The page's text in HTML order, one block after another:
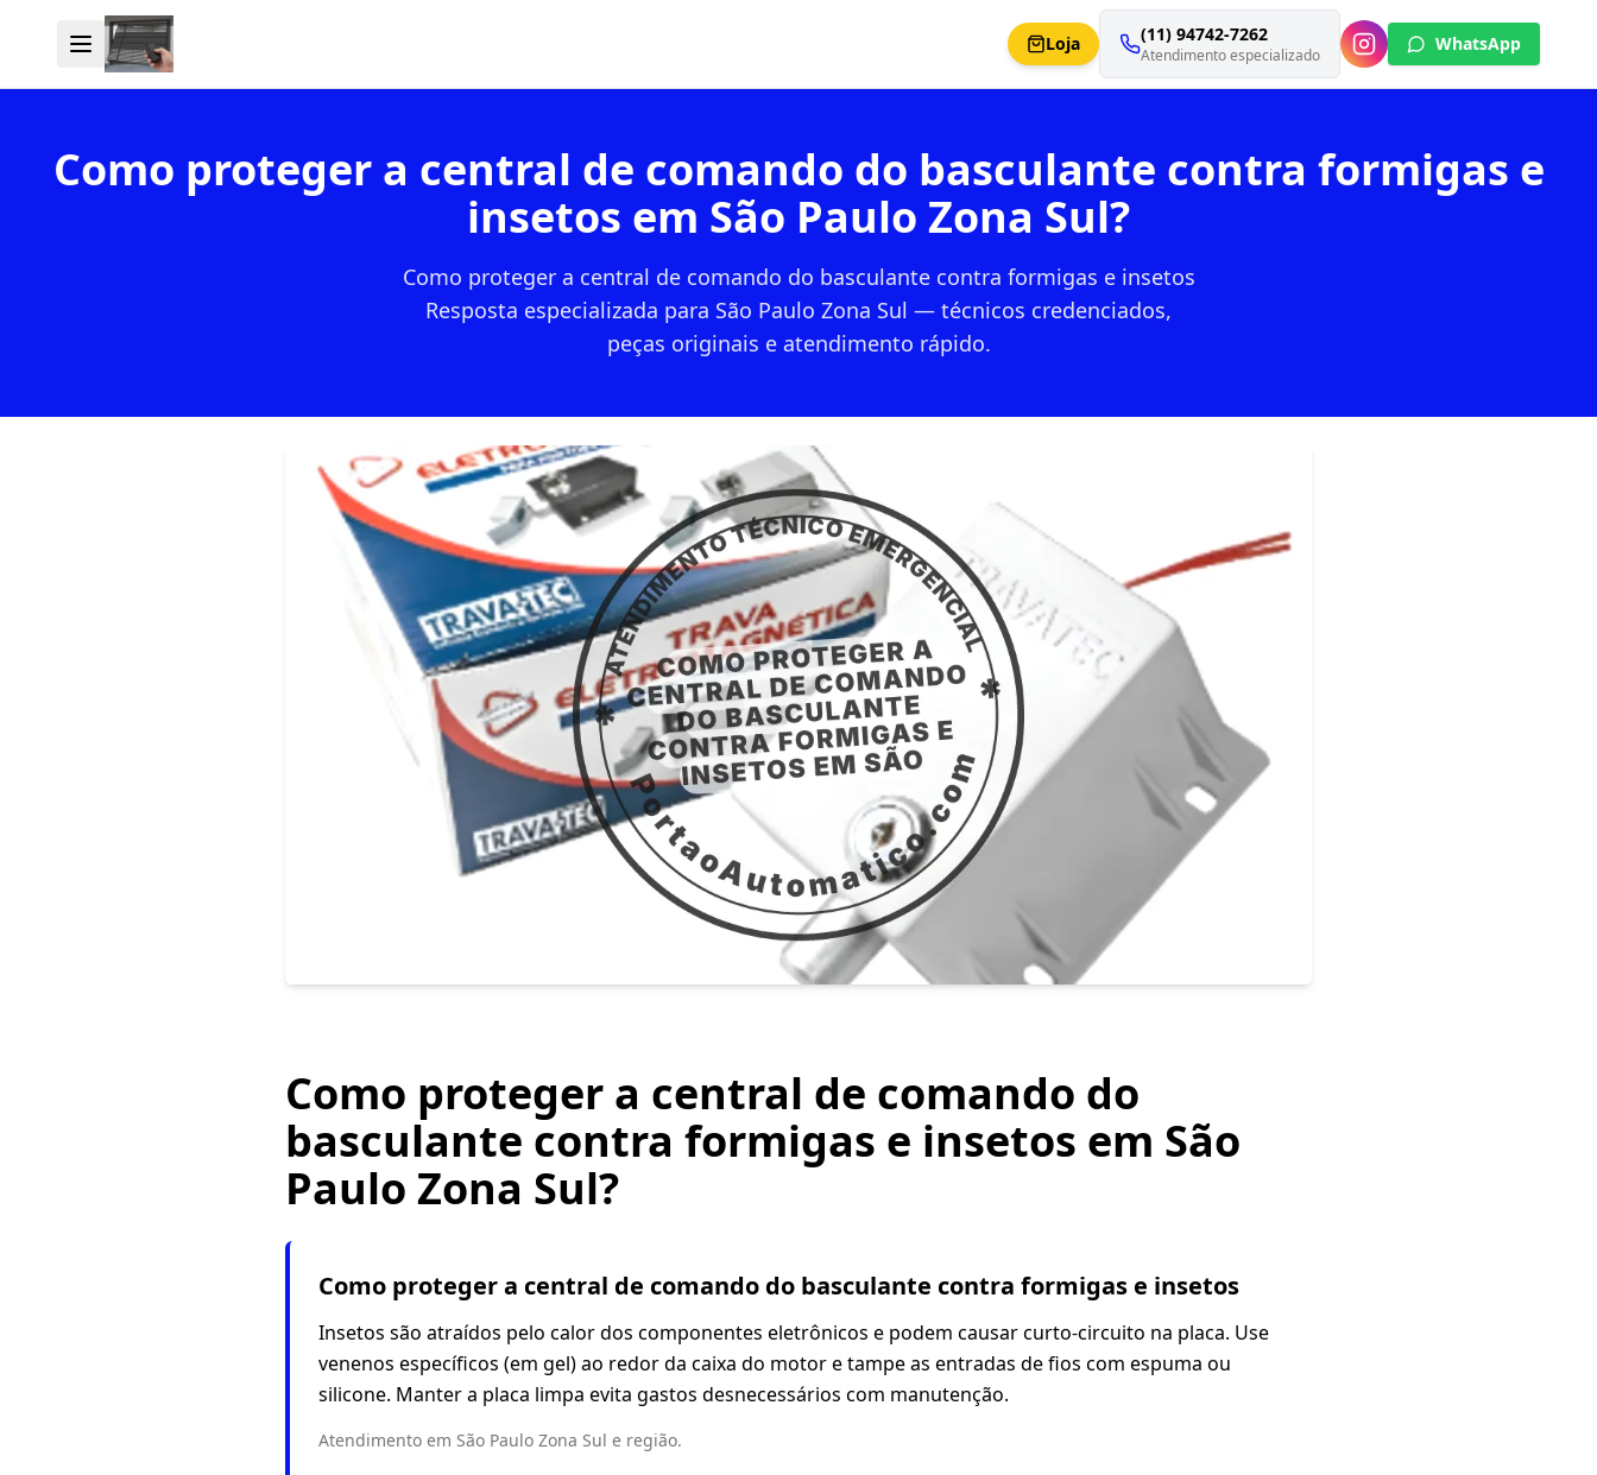
Loja (11) 94742-7262
Atendimento especializado
WhatsApp
Como proteger a central de comando do basculante contra formigas e
insetos em São Paulo Zona Sul?
Como proteger a central de comando do basculante contra formigas e insetos
Resposta especializada para São Paulo Zona Sul — técnicos credenciados,
peças originais e atendimento rápido.
Como proteger a central de comando do
basculante contra formigas e insetos em São
Paulo Zona Sul?
Como proteger a central de comando do basculante contra formigas e insetos
Insetos são atraídos pelo calor dos componentes eletrônicos e podem causar curto-circuito na placa. Use
venenos específicos (em gel) ao redor da caixa do motor e tampe as entradas de fios com espuma ou
silicone. Manter a placa limpa evita gastos desnecessários com manutenção.
Atendimento em São Paulo Zona Sul e região.